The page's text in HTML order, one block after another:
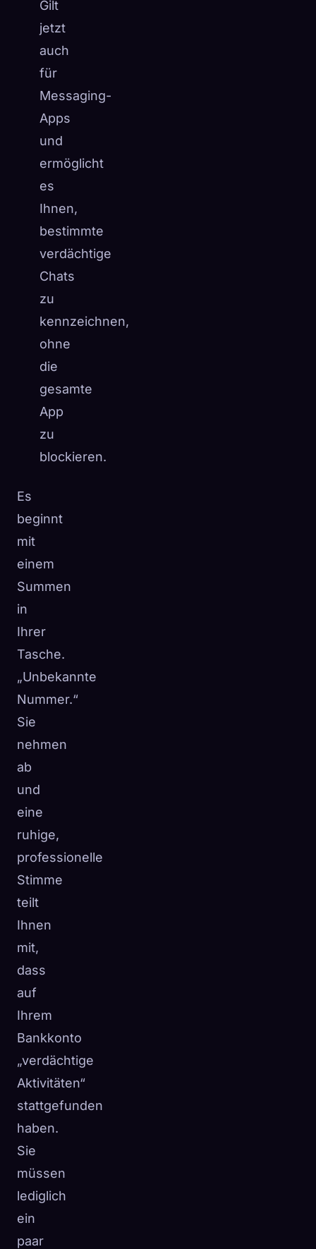
Gilt
jetzt
auch
für
Messaging-
Apps
und
ermöglicht
es
Ihnen,
bestimmte
verdächtige
Chats
zu
kennzeichnen,
ohne
die
gesamte
App
zu
blockieren.
Es
beginnt
mit
einem
Summen
in
Ihrer
Tasche.
„Unbekannte
Nummer.“
Sie
nehmen
ab
und
eine
ruhige,
professionelle
Stimme
teilt
Ihnen
mit,
dass
auf
Ihrem
Bankkonto
„verdächtige
Aktivitäten“
stattgefunden
haben.
Sie
müssen
lediglich
ein
paar